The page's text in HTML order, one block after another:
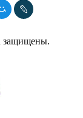
защищены.